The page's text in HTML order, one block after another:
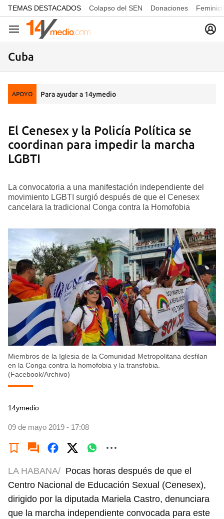
common.go-to-content
TEMAS DESTACADOS Colapso del SEN Donaciones
Navegación
Cuba
APOYO Para ayudar a 14ymedio
El Cenesex y la Policía Política se
coordinan para impedir la marcha
LGBTI
La convocatoria a una manifestación independiente del
movimiento LGBTI surgió después de que el Cenesex
cancelara la tradicional Conga contra la Homofobia
Miembros de la Iglesia de la Comunidad Metropolitana desfilan
en la Conga contra la homofobia y la transfobia.
(Facebook/Archivo)
14ymedio
09 de mayo 2019 - 17:08
LA HABANA/ Pocas horas después de que el
Centro Nacional de Educación Sexual (Cenesex),
dirigido por la diputada Mariela Castro, denunciara
que la marcha independiente convocada para este